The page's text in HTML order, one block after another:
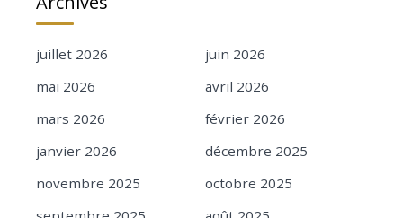
juillet 2026
juin 2026
mai 2026
avril 2026
mars 2026
février 2026
janvier 2026
décembre 2025
novembre 2025
octobre 2025